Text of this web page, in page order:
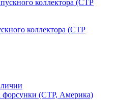
коллектора (CTP